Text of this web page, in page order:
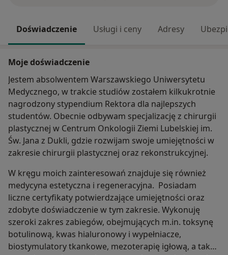
Doświadczenie Usługi i ceny Adresy
Moje doświadczenie
Jestem absolwentem Warszawskiego Uniwersytetu
Medycznego, w trakcie studiów zostałem kilkukrotnie
nagrodzony stypendium Rektora dla najlepszych
studentów. Obecnie odbywam specjalizację z chirurgii
plastycznej w Centrum Onkologii Ziemi Lubelskiej im.
Św. Jana z Dukli, gdzie rozwijam swoje umiejętności w
zakresie chirurgii plastycznej oraz rekonstrukcyjnej.
W kręgu moich zainteresowań znajduje się również
medycyna estetyczna i regeneracyjna. Posiadam
liczne certyfikaty potwierdzające umiejętności oraz
zdobyte doświadczenie w tym zakresie. Wykonuję
szeroki zakres zabiegów, obejmujących m.in. toksynę
botulinową, kwas hialuronowy i wypełniacze,
biostymulatory tkankowe, mezoterapię igłową, a także